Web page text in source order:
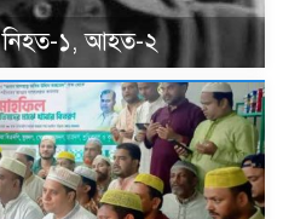
নিহত-১, আহত-২